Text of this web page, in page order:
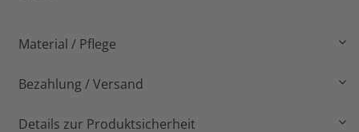
Material / Pflege
Bezahlung / Versand
Details zur Produktsicherheit